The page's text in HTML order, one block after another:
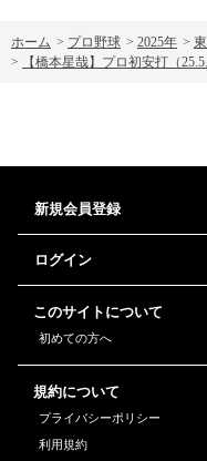
ホーム > プロ野球 > 2025年 >
>
【橋本星哉】プロ初安打（
新規会員登録
ログイン
このサイトについて
初めての方へ
規約について
プライバシーポリシー
利用規約